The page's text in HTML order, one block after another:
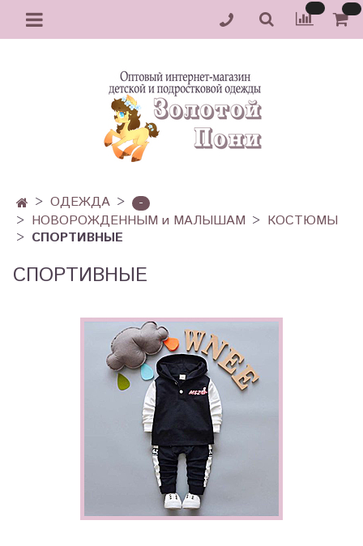
ОДЕЖДА
-
НОВОРОЖДЕННЫМ и МАЛЫШАМ
КОСТЮМЫ
СПОРТИВНЫЕ
СПОРТИВНЫЕ